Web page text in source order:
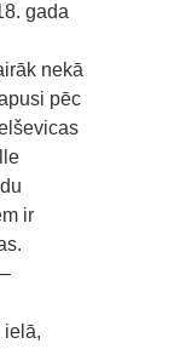
gada
nekā
pēc
ir
ielā,